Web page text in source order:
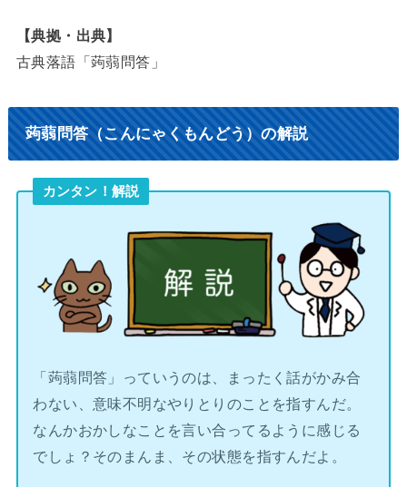
【典拠・出典】
古典落語「蒟蒻問答」
蒟蒻問答（こんにゃくもんどう）の解説
カンタン！解説
「蒟蒻問答」っていうのは、まったく話がかみ合
わない、意味不明なやりとりのことを指すんだ。
なんかおかしなことを言い合ってるように感じる
でしょ？そのまんま、その状態を指すんだよ。